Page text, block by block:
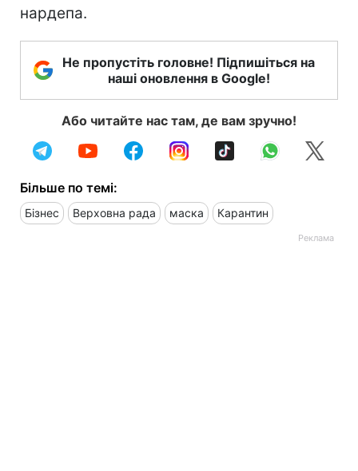
нардепа.
Не пропустіть головне! Підпишіться на
наші оновлення в Google!
Або читайте нас там, де вам зручно!
Більше по темі:
Бізнес Верховна рада маска Карантин